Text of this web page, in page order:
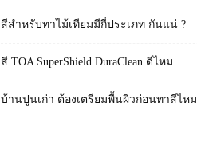
สีสำหรับทาไม้เทียมมีกี่ประเภท กันแน่ ?
สี TOA SuperShield DuraClean ดีไหม
บ้านปูนเก่า ต้องเตรียมพื้นผิวก่อนทาสีไหม